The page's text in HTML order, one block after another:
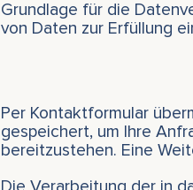
Grundlage für die
von Daten zur Erfüllung
Per Kontaktformular
gespeichert, um Ihre
bereitzustehen. Eine
Die Verarbeitung der in